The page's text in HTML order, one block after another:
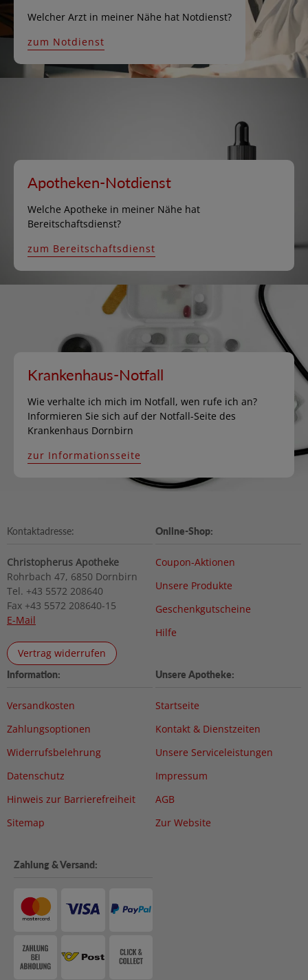
Welcher Arzt in meiner Nähe hat Notdienst?
zum Notdienst
Apotheken-Notdienst
Welche Apotheke in meiner Nähe hat
Bereitschaftsdienst?
zum Bereitschaftsdienst
Krankenhaus-Notfall
Wie verhalte ich mich im Notfall, wen rufe ich an?
Informieren Sie sich auf der Notfall-Seite des
Krankenhaus Dornbirn
zur Informationsseite
Kontaktadresse:
Christopherus Apotheke
Rohrbach 47, 6850 Dornbirn
Tel. +43 5572 208640
Fax +43 5572 208640-15
E-Mail
Vertrag widerrufen
Online-Shop:
Coupon-Aktionen
Unsere Produkte
Geschenkgutscheine
Hilfe
Information:
Versandkosten
Zahlungsoptionen
Widerrufsbelehrung
Datenschutz
Hinweis zur Barrierefreiheit
Sitemap
Unsere Apotheke:
Startseite
Kontakt & Dienstzeiten
Unsere Serviceleistungen
Impressum
AGB
Zur Website
Zahlung & Versand: